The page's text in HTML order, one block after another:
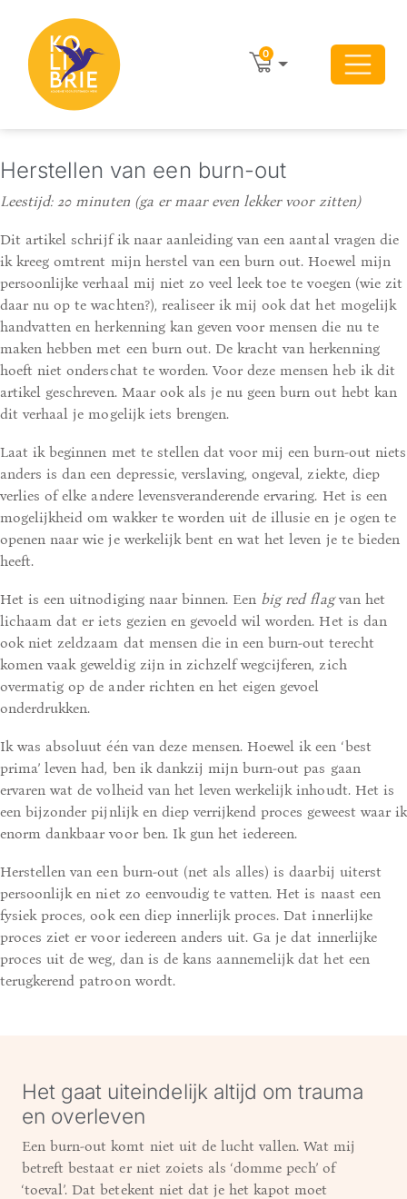
0
Herstellen van een burn-out
Leestijd: 20 minuten (ga er maar even lekker voor zitten)
Dit artikel schrijf ik naar aanleiding van een aantal vragen die
ik kreeg omtrent mijn herstel van een burn out. Hoewel mijn
persoonlijke verhaal mij niet zo veel leek toe te voegen (wie zit
daar nu op te wachten?), realiseer ik mij ook dat het mogelijk
handvatten en herkenning kan geven voor mensen die nu te
maken hebben met een burn out. De kracht van herkenning
hoeft niet onderschat te worden. Voor deze mensen heb ik dit
artikel geschreven. Maar ook als je nu geen burn out hebt kan
dit verhaal je mogelijk iets brengen.
Laat ik beginnen met te stellen dat voor mij een burn-out niets
anders is dan een depressie, verslaving, ongeval, ziekte, diep
verlies of elke andere levensveranderende ervaring. Het is een
mogelijkheid om wakker te worden uit de illusie en je ogen te
openen naar wie je werkelijk bent en wat het leven je te bieden
heeft.
Het is een uitnodiging naar binnen. Een big red flagvan het
lichaam dat er iets gezien en gevoeld wil worden. Het is dan
ook niet zeldzaam dat mensen die in een burn-out terecht
komen vaak geweldig zijn in zichzelf wegcijferen, zich
overmatig op de ander richten en het eigen gevoel
onderdrukken.
Ik was absoluut één van deze mensen. Hoewel ik een ‘best
prima’ leven had, ben ik dankzij mijn burn-out pas gaan
ervaren wat de volheid van het leven werkelijk inhoudt. Het is
een bijzonder pijnlijk en diep verrijkend proces geweest waar ik
enorm dankbaar voor ben. Ik gun het iedereen.
Herstellen van een burn-out (net als alles) is daarbij uiterst
persoonlijk en niet zo eenvoudig te vatten. Het is naast een
fysiek proces, ook een diep innerlijk proces. Dat innerlijke
proces ziet er voor iedereen anders uit. Ga je dat innerlijke
proces uit de weg, dan is de kans aannemelijk dat het een
terugkerend patroon wordt.
Het gaat uiteindelijk altijd om trauma
en overleven
Een burn-out komt niet uit de lucht vallen. Wat mij
betreft bestaat er niet zoiets als ‘domme pech’ of
‘toeval’. Dat betekent niet dat je het kapot moet